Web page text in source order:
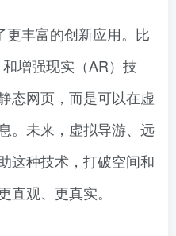
丰富的创新应用。比
增强现实（AR）技
态网页，而是可以在虚
。未来，虚拟导游、远
这种技术，打破空间和
观、更真实。